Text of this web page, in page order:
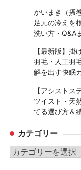
かいまき（掻
足元の冷えを
洗い方・Q&A
【最新版】掛
羽毛・人工羽
解を出す快眠
【アシストス
ツイスト・天
てる選び方＆
カテゴリー
カ